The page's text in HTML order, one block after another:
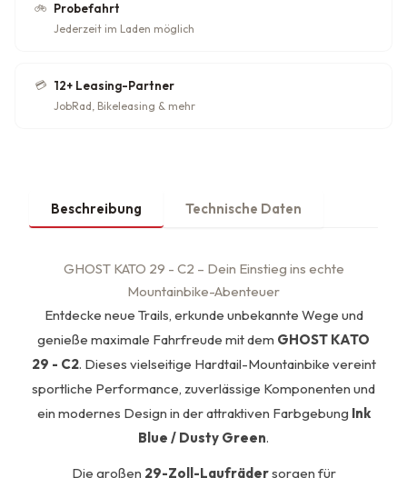
🚲 Probefahrt
Jederzeit im Laden möglich
💳 12+ Leasing-Partner
JobRad, Bikeleasing & mehr
Beschreibung Technische Daten
GHOST KATO 29 - C2 – Dein Einstieg ins echte
Mountainbike-Abenteuer
Entdecke neue Trails, erkunde unbekannte Wege und
genieße maximale Fahrfreude mit dem GHOST KATO
29 - C2. Dieses vielseitige Hardtail-Mountainbike vereint
sportliche Performance, zuverlässige Komponenten und
ein modernes Design in der attraktiven Farbgebung Ink
Blue / Dusty Green.
Die großen 29-Zoll-Laufrädersorgen für